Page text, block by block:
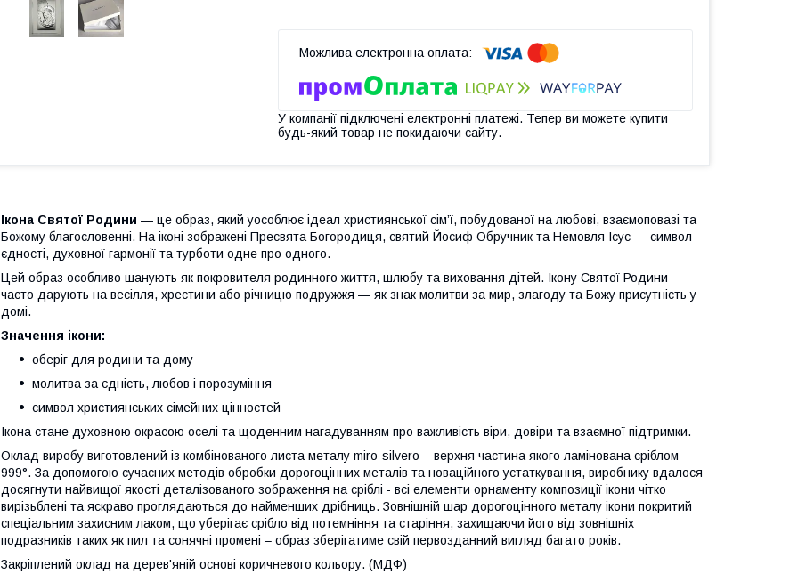
У компанії підключені електронні платежі. Тепер ви можете купити
будь-який товар не покидаючи сайту.
Ікона Святої Родини — це образ, який уособлює ідеал християнської сім’ї, побудованої на любові, взаємоповазі та
Божому благословенні. На іконі зображені Пресвята Богородиця, святий Йосиф Обручник та Немовля Ісус — символ
єдності, духовної гармонії та турботи одне про одного.
Цей образ особливо шанують як покровителя родинного життя, шлюбу та виховання дітей. Ікону Святої Родини
часто дарують на весілля, хрестини або річницю подружжя — як знак молитви за мир, злагоду та Божу присутність у
домі.
Значення ікони:
оберіг для родини та дому
молитва за єдність, любов і порозуміння
символ християнських сімейних цінностей
Ікона стане духовною окрасою оселі та щоденним нагадуванням про важливість віри, довіри та взаємної підтримки.
Оклад виробу виготовлений із комбінованого листа металу miro-silvero – верхня частина якого ламінована сріблом
999°. За допомогою сучасних методів обробки дорогоцінних металів та новаційного устаткування, виробнику вдалося
досягнути найвищої якості деталізованого зображення на сріблі - всі елементи орнаменту композиції ікони чітко
вирізьблені та яскраво проглядаються до найменших дрібниць. Зовнішній шар дорогоцінного металу ікони покритий
спеціальним захисним лаком, що уберігає срібло від потемніння та старіння, захищаючи його від зовнішніх
подразників таких як пил та сонячні промені – образ зберігатиме свій первозданний вигляд багато років.
Закріплений оклад на дерев'яній основі коричневого кольору. (МДФ)